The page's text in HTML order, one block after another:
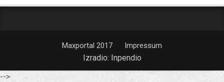
Maxportal 2017 Impressum
Izradio: Inpendio
-->